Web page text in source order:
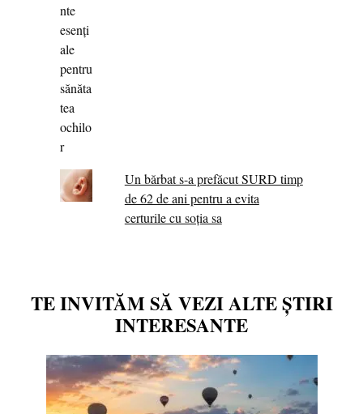
Un bărbat s-a prefăcut SURD timp
de 62 de ani pentru a evita
certurile cu soția sa
TE INVITĂM SĂ VEZI ALTE ȘTIRI
INTERESANTE